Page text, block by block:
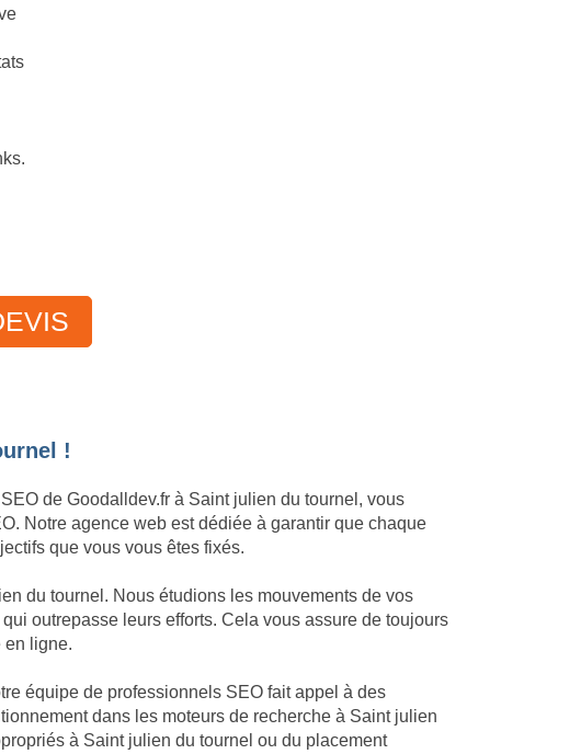
!
de Goodalldev.fr à Saint julien du tournel, vous
Notre agence web est dédiée à garantir que chaque
que vous vous êtes fixés.
du tournel. Nous étudions les mouvements de vos
outrepasse leurs efforts. Cela vous assure de toujours
en ligne.
équipe de professionnels SEO fait appel à des
dans les moteurs de recherche à Saint julien
à Saint julien du tournel ou du placement